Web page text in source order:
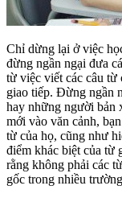
Chỉ dừng lại ở việc
đừng ngần ngại đưa
từ việc viết các câu từ
giao tiếp. Đừng ngần
hay những người bản
mới vào văn cảnh,
từ của họ, cũng như
điểm khác biệt của từ
rằng không phải các
gốc trong nhiều